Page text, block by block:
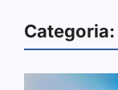
Categoria: